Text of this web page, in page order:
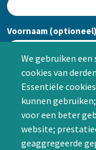
We gebruiken
cookies van
Essentiële
kunnen
voor een beter
website;
geaggregeerde
Voornaam (optioneel)
Achternaam
CAPTCHA